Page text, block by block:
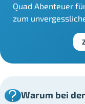
Quad Abenteuer
zum
Warum bei